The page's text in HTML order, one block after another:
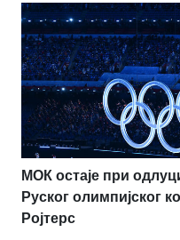
МОК остаје при
Руског олимпијског
Ројтерс